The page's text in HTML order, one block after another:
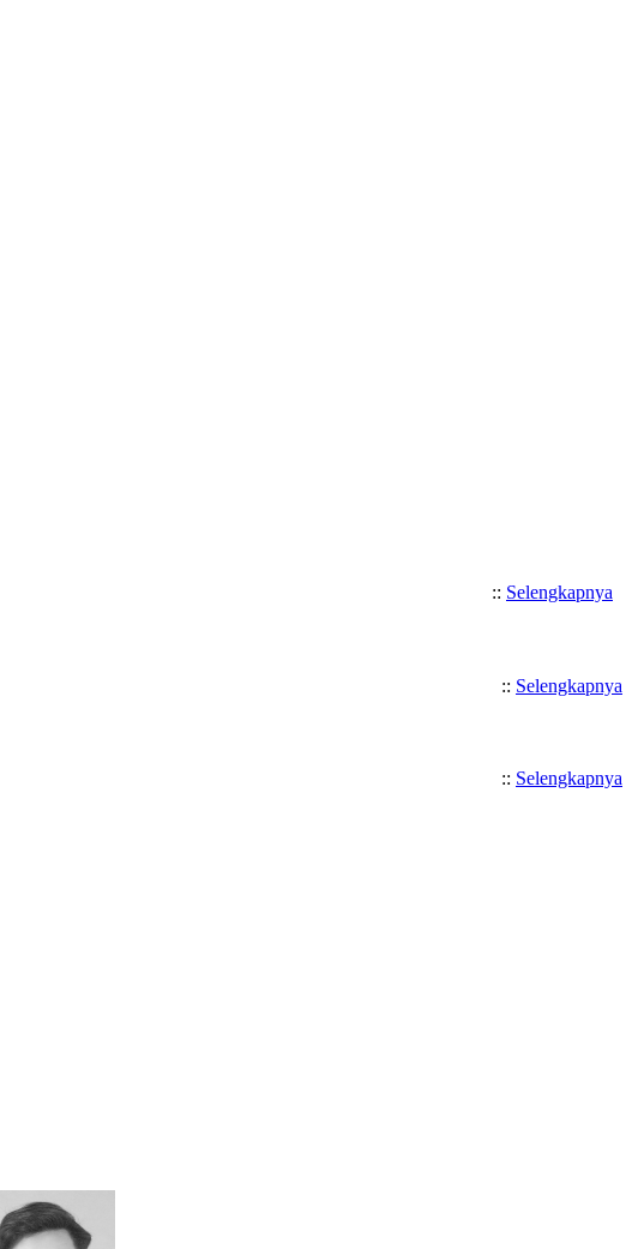
:: Selengkapnya
:: Selengkapnya
:: Selengkapnya